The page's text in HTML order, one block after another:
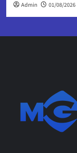
Admin 01/08/2026